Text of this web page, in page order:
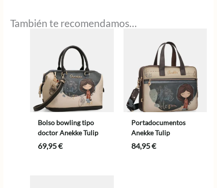
También te recomendamos…
Bolso bowling tipo
doctor Anekke Tulip
69,95€
Portadocumentos
Anekke Tulip
84,95€